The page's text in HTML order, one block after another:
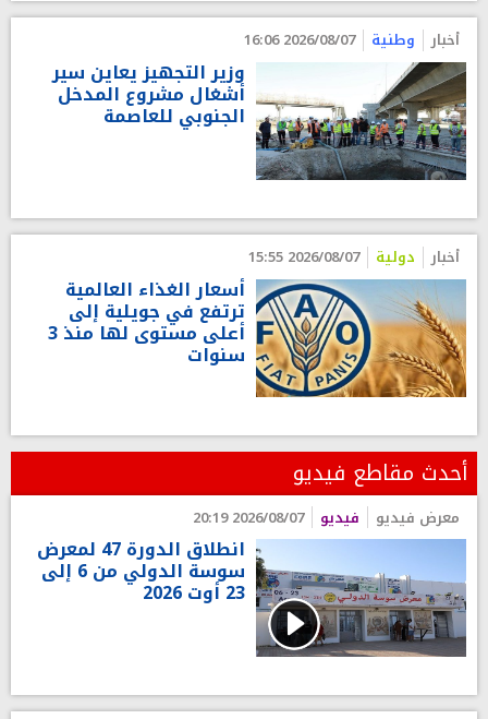
أخبار وطنية 2026/08/07 16:06
وزير التجهيز يعاين سير
أشغال مشروع المدخل
الجنوبي للعاصمة
أخبار دولية 2026/08/07 15:55
أسعار الغذاء العالمية
ترتفع في جويلية إلى
أعلى مستوى لها منذ 3
سنوات
أحدث مقاطع فيديو
معرض فيديو فيديو 2026/08/07 20:19
انطلاق الدورة 47 لمعرض
سوسة الدولي من 6 إلى
23 أوت 2026